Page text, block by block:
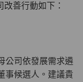
善行動如下：
公司依發展需求遴
事候選人。建議貴